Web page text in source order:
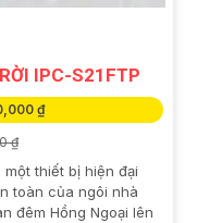
IPC-S21FTP
₫
₫
một thiết bị hiện đại
toàn của ngôi nhà
đêm Hồng Ngoại lên